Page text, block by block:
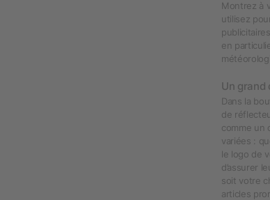
Montrez à
utilisez
en
Un grand
Dans la
de
comme un
variées :
le logo de
d’assurer
soit votre
articles